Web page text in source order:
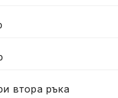
втора ръка